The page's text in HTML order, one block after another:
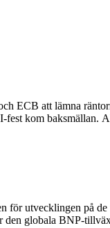
ECB att lämna
fest kom baksmällan.
utvecklingen på
den globala BNP-